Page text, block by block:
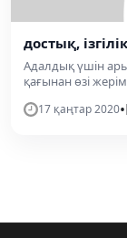
достық,
Адалдық үшін
қағынан өзі
17 қаңтар 2020•